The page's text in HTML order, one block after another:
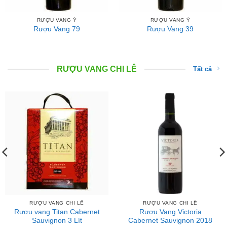
RƯỢU VANG Ý
Rượu Vang 79
RƯỢU VANG Ý
Rượu Vang 39
RƯỢU VANG CHI LÊ Tất cả
RƯỢU VANG CHI LÊ
Rượu vang Titan Cabernet
Sauvignon 3 Lít
RƯỢU VANG CHI LÊ
Rượu Vang Victoria
Cabernet Sauvignon 2018